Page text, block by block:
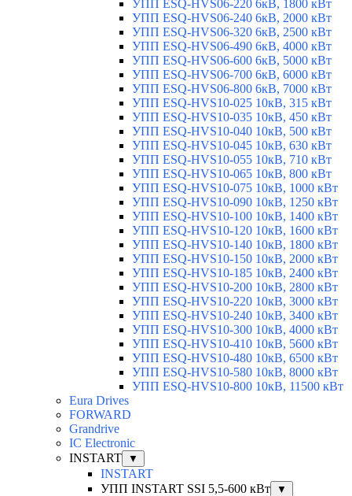
УПП ESQ-HVS06-220 6кВ, 1800 кВт
УПП ESQ-HVS06-240 6кВ, 2000 кВт
УПП ESQ-HVS06-320 6кВ, 2500 кВт
УПП ESQ-HVS06-490 6кВ, 4000 кВт
УПП ESQ-HVS06-600 6кВ, 5000 кВт
УПП ESQ-HVS06-700 6кВ, 6000 кВт
УПП ESQ-HVS06-800 6кВ, 7000 кВт
УПП ESQ-HVS10-025 10кВ, 315 кВт
УПП ESQ-HVS10-035 10кВ, 450 кВт
УПП ESQ-HVS10-040 10кВ, 500 кВт
УПП ESQ-HVS10-045 10кВ, 630 кВт
УПП ESQ-HVS10-055 10кВ, 710 кВт
УПП ESQ-HVS10-065 10кВ, 800 кВт
УПП ESQ-HVS10-075 10кВ, 1000 кВт
УПП ESQ-HVS10-090 10кВ, 1250 кВт
УПП ESQ-HVS10-100 10кВ, 1400 кВт
УПП ESQ-HVS10-120 10кВ, 1600 кВт
УПП ESQ-HVS10-140 10кВ, 1800 кВт
УПП ESQ-HVS10-150 10кВ, 2000 кВт
УПП ESQ-HVS10-185 10кВ, 2400 кВт
УПП ESQ-HVS10-200 10кВ, 2800 кВт
УПП ESQ-HVS10-220 10кВ, 3000 кВт
УПП ESQ-HVS10-240 10кВ, 3400 кВт
УПП ESQ-HVS10-300 10кВ, 4000 кВт
УПП ESQ-HVS10-410 10кВ, 5600 кВт
УПП ESQ-HVS10-480 10кВ, 6500 кВт
УПП ESQ-HVS10-580 10кВ, 8000 кВт
УПП ESQ-HVS10-800 10кВ, 11500 кВт
Eura Drives
FORWARD
Grandrive
IC Electronic
INSTART
▼
INSTART
УПП INSTART SSI 5,5-600 кВт
▼